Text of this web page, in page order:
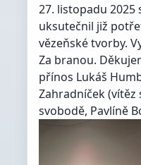
27. listopadu 2025
uksutečnil již
vězeňské tvorby.
Za branou.
přínos Lukáš
Zahradníček (vítěz
svobodě, Pavlíně